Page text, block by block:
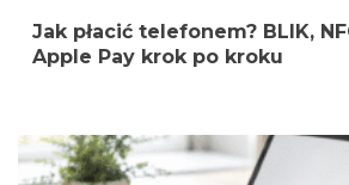
Jak płacić telefonem? BLIK,
Apple Pay krok po kroku